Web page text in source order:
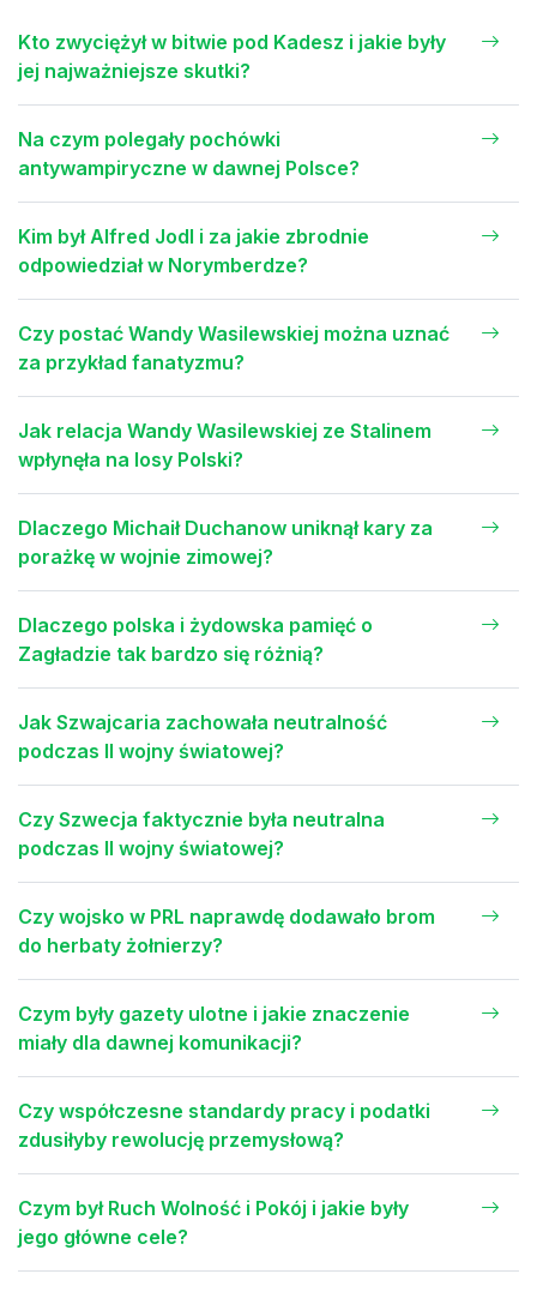
Kto zwyciężył w bitwie pod Kadesz i jakie były
jej najważniejsze skutki?
Na czym polegały pochówki
antywampiryczne w dawnej Polsce?
Kim był Alfred Jodl i za jakie zbrodnie
odpowiedział w Norymberdze?
Czy postać Wandy Wasilewskiej można uznać
za przykład fanatyzmu?
Jak relacja Wandy Wasilewskiej ze Stalinem
wpłynęła na losy Polski?
Dlaczego Michaił Duchanow uniknął kary za
porażkę w wojnie zimowej?
Dlaczego polska i żydowska pamięć o
Zagładzie tak bardzo się różnią?
Jak Szwajcaria zachowała neutralność
podczas II wojny światowej?
Czy Szwecja faktycznie była neutralna
podczas II wojny światowej?
Czy wojsko w PRL naprawdę dodawało brom
do herbaty żołnierzy?
Czym były gazety ulotne i jakie znaczenie
miały dla dawnej komunikacji?
Czy współczesne standardy pracy i podatki
zdusiłyby rewolucję przemysłową?
Czym był Ruch Wolność i Pokój i jakie były
jego główne cele?